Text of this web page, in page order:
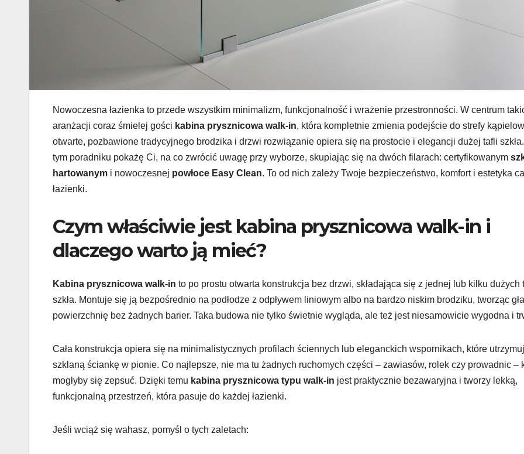
Nowoczesna łazienka to przede wszystkim minimalizm, funkcjonalność i wrażenie przestronności. W centrum
aranżacji coraz śmielej gości kabina prysznicowa walk-in, która kompletnie zmienia podejście do strefy
otwarte, pozbawione tradycyjnego brodzika i drzwi rozwiązanie opiera się na prostocie i elegancji dużej tafli
tym poradniku pokażę Ci, na co zwrócić uwagę przy wyborze, skupiając się na dwóch filarach: certyfikowanym
hartowanym i nowoczesnej powłoce Easy Clean. To od nich zależy Twoje bezpieczeństwo, komfort i estetyka
łazienki.
Czym właściwie jest kabina prysznicowa walk-in i
dlaczego warto ją mieć?
Kabina prysznicowa walk-in to po prostu otwarta konstrukcja bez drzwi, składająca się z jednej lub kilku dużych
szkła. Montuje się ją bezpośrednio na podłodze z odpływem liniowym albo na bardzo niskim brodziku, tworząc
powierzchnię bez żadnych barier. Taka budowa nie tylko świetnie wygląda, ale też jest niesamowicie wygodna i
Cała konstrukcja opiera się na minimalistycznych profilach ściennych lub eleganckich wspornikach, które
szklaną ściankę w pionie. Co najlepsze, nie ma tu żadnych ruchomych części – zawiasów, rolek czy prowadnic –
mogłyby się zepsuć. Dzięki temu kabina prysznicowa typu walk-in jest praktycznie bezawaryjna i tworzy lekką,
funkcjonalną przestrzeń, która pasuje do każdej łazienki.
Jeśli wciąż się wahasz, pomyśl o tych zaletach: